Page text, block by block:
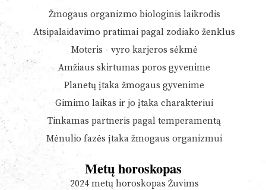
Žmogaus organizmo biologinis laikrodis
Atsipalaidavimo pratimai pagal zodiako ženklus
Moteris - vyro karjeros sėkmė
Amžiaus skirtumas poros gyvenime
Planetų įtaka žmogaus gyvenime
Gimimo laikas ir jo įtaka charakteriui
Tinkamas partneris pagal temperamentą
Mėnulio fazės įtaka žmogaus organizmui
Metų horoskopas
2024 metų horoskopas Žuvims